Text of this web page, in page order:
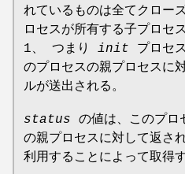
れているものは全てクロー
ロセスが所有する子プロセ
1、 つまり init プロセ
のプロセスの親プロセスに
ルが送出される。
status の値は、このプロ
の親プロセスに対して返さ
利用することによって取得